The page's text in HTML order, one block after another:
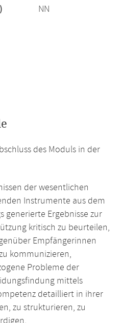
NN
des Moduls in der
der wesentlichen
Instrumente aus dem
generierte Ergebnisse zur
kritisch zu beurteilen,
Empfängerinnen
kommunizieren,
Probleme der
mittels
detailliert in ihrer
zu strukturieren, zu